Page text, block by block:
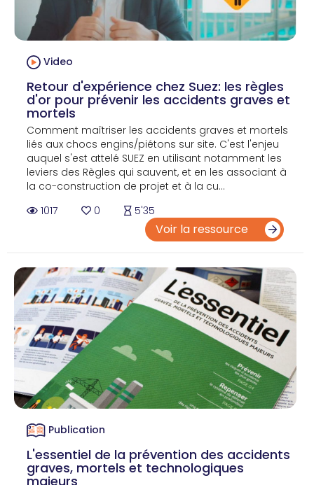
Video
Retour d'expérience chez Suez: les règles
d'or pour prévenir les accidents graves et
mortels
Comment maîtriser les accidents graves et mortels
liés aux chocs engins/piétons sur site. C'est l'enjeu
auquel s'est attelé SUEZ en utilisant notamment les
leviers des Règles qui sauvent, et en les associant à
la co-construction de projet et à la cu...
1017
0 5'35
Voir la ressource
Publication
L'essentiel de la prévention des accidents
graves, mortels et technologiques
majeurs